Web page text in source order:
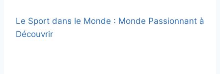
Le Sport dans le Monde : Monde Passionnant à
Découvrir